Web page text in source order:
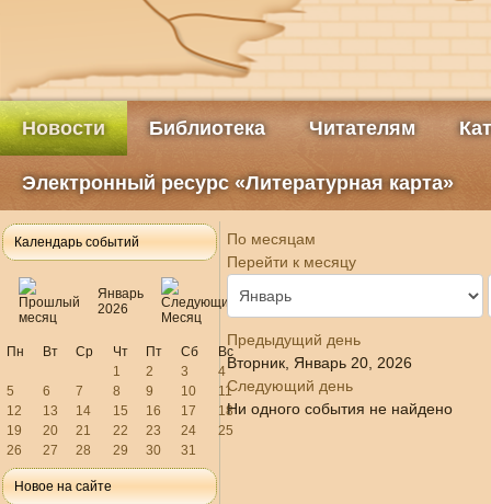
Новости Библиотека Читателям
Электронный ресурс «Литературная карта»
Календарь событий
Январь
2026
Пн Вт Ср Чт Пт Сб
Вс
1
2 3
4
5
6 7 8 9 10
11
12
13 14 15 16 17
18
19
20 21 22 23 24
25
26
27 28 29 30 31
Новое на сайте
По месяцам
Перейти к месяцу
Предыдущий день
Вторник, Январь 20, 2026
Следующий день
Ни одного события не найдено